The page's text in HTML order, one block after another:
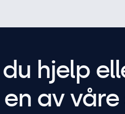
hjelp
av